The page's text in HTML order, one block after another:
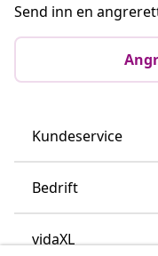
Send inn en
Kundeservice
Bedrift
vidaXL